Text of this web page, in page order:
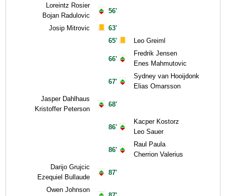
Loreintz Rosier
Bojan Radulovic
Josip Mitrovic
Jasper Dahlhaus
Kristoffer Peterson
Darijo Grujcic
Ezequiel Bullaude
Owen Johnson
56'
63'
65'
66'
67'
68'
86'
86'
87'
Leo Greiml
Fredrik Jensen
Enes Mahmutovic
Sydney van Hooijdonk
Elias Omarsson
Kacper Kostorz
Leo Sauer
Raul Paula
Cherrion Valerius